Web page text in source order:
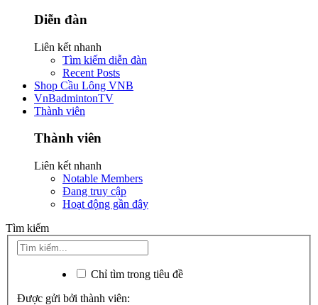
Diễn đàn
Liên kết nhanh
Tìm kiếm diễn đàn
Recent Posts
Shop Cầu Lông VNB
VnBadmintonTV
Thành viên
Thành viên
Liên kết nhanh
Notable Members
Đang truy cập
Hoạt động gần đây
Tìm kiếm
Chỉ tìm trong tiêu đề
Được gửi bởi thành viên: